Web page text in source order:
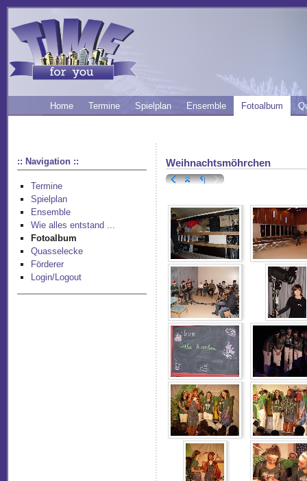
Home Termine Spielplan Ensemble Fotoalbum
:: Navigation ::
Termine
Spielplan
Ensemble
Wie alles entstand ...
Fotoalbum
Quasselecke
Förderer
Login/Logout
Weihnachtsmöhrchen